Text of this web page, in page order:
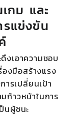
กม และ
รแข่งขัน
งเอาความชอบ
งมือสร้างแรง
ารเปลี่ยนเป้า
ก้าวหน้าในการ
นผู้ชนะ